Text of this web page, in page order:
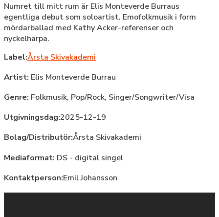
Numret till mitt rum är Elis Monteverde Burraus
egentliga debut som soloartist. Emofolkmusik i form
mördarballad med Kathy Acker-referenser och
nyckelharpa.
Label:Årsta Skivakademi
Artist: Elis Monteverde Burrau
Genre: Folkmusik, Pop/Rock, Singer/Songwriter/Visa
Utgivningsdag:2025-12-19
Bolag/Distributör:Årsta Skivakademi
Mediaformat: DS - digital singel
Kontaktperson:Emil Johansson